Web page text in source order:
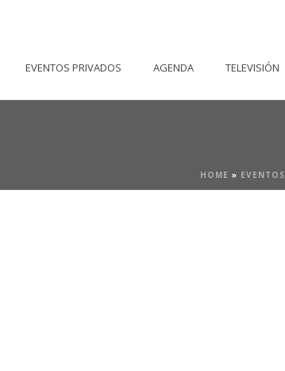
EVENTOS PRIVADOS AGENDA TELEVISIÓN
HOME » EVENTOS